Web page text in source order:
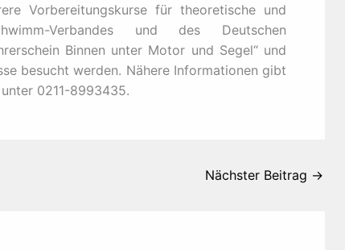
Vorbereitungskurse für theoretische und
Verbandes und des Deutschen
Binnen unter Motor und Segel“ und
besucht werden. Nähere Informationen gibt
0211-8993435.
Nächster Beitrag →